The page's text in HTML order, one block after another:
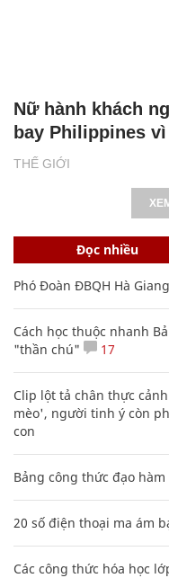
THẾ GIỚI
Nữ hành khách
bay Philippines
Đọc nhiều
Phó Đoàn ĐBQH Hà
Cách học thuộc nhanh
"thần chú"
17
Clip lột tả chân thực
mèo', người tinh ý còn
con
Bảng công thức đạo
20 số điện thoại ma ám
Các công thức hóa học